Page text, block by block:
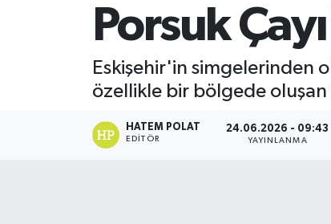
Porsuk
Eskişehir'in simgelerinden
özellikle bir bölgede
HATEM POLAT
EDITÖR
24.06.2026 - 09:43
YAYINLANMA
Iğdır Trafik Yoğunluk Haritası
Süper Lig Puan Durumu ve Fikstür
Tüm Manşetler